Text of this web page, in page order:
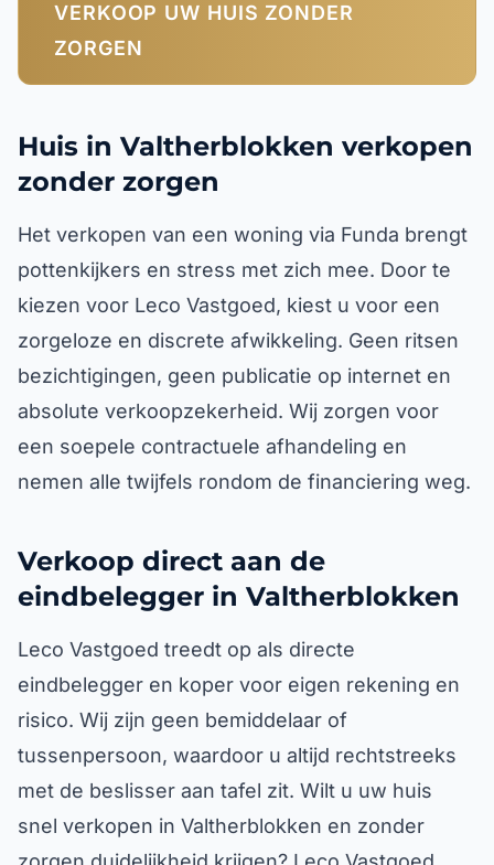
VERKOOP UW HUIS ZONDER
ZORGEN
Huis in Valtherblokken verkopen
zonder zorgen
Het verkopen van een woning via Funda brengt
pottenkijkers en stress met zich mee. Door te
kiezen voor Leco Vastgoed, kiest u voor een
zorgeloze en discrete afwikkeling. Geen ritsen
bezichtigingen, geen publicatie op internet en
absolute verkoopzekerheid. Wij zorgen voor
een soepele contractuele afhandeling en
nemen alle twijfels rondom de financiering weg.
Verkoop direct aan de
eindbelegger in Valtherblokken
Leco Vastgoed treedt op als directe
eindbelegger en koper voor eigen rekening en
risico. Wij zijn geen bemiddelaar of
tussenpersoon, waardoor u altijd rechtstreeks
met de beslisser aan tafel zit. Wilt u uw huis
snel verkopen in Valtherblokken en zonder